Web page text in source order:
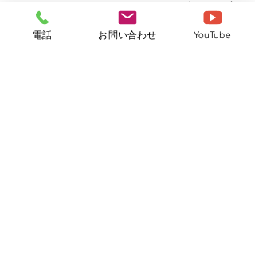
仕事の事情でやむをえず規定の保育
時間を超えてしまう場合に時間を延
長して子どもを預けられる制度で
電話 お問い合わせ YouTube